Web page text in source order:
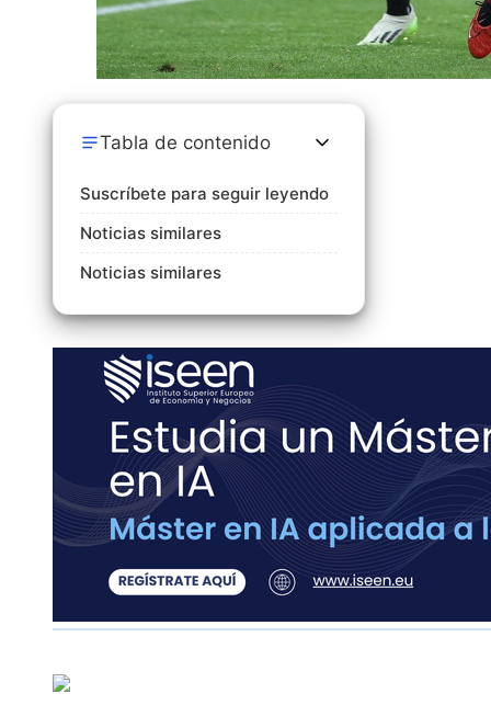
Tabla de contenido
Suscríbete para seguir leyendo
Noticias similares
Noticias similares